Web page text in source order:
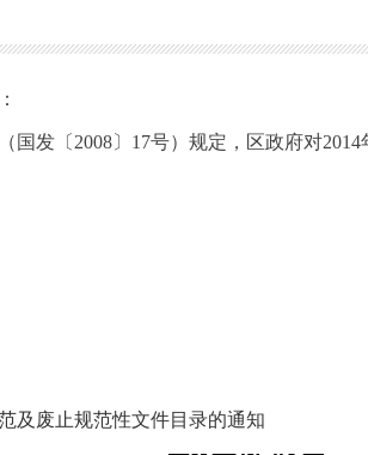
发〔2008〕17号）规定，区政府对
及废止规范性文件目录的通知